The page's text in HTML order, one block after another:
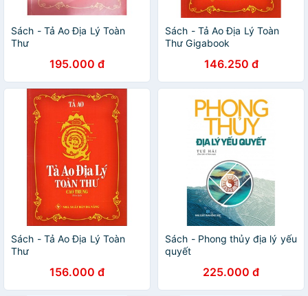
Sách - Tả Ao Địa Lý Toàn
Thư
195.000 đ
Sách - Tả Ao Địa Lý Toàn
Thư Gigabook
146.250 đ
Sách - Tả Ao Địa Lý Toàn
Thư
156.000 đ
Sách - Phong thủy địa lý yếu
quyết
225.000 đ